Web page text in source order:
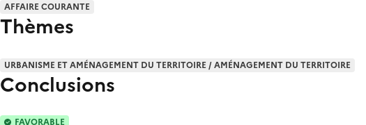
AFFAIRE COURANTE
Thèmes
URBANISME ET AMÉNAGEMENT DU TERRITOIRE / AMÉNAGEMENT DU TERRITOIRE
Conclusions
FAVORABLE